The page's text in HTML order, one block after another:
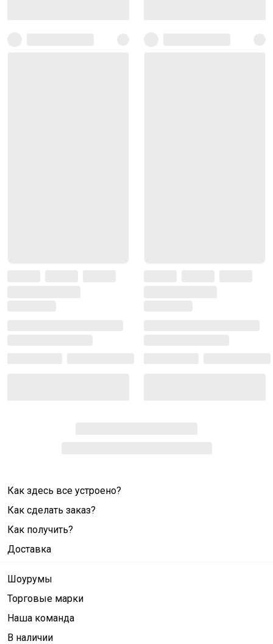
Как здесь все устроено?
Как сделать заказ?
Как получить?
Доставка
Шоурумы
Торговые марки
Наша команда
В наличии